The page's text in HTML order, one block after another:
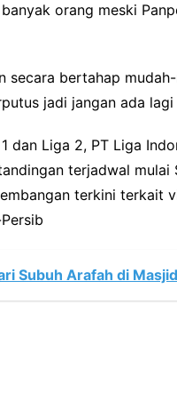
orang meski
secara bertahap
jadi jangan ada
dan Liga 2, PT Liga
terjadwal
terkini terkait
Subuh Arafah di